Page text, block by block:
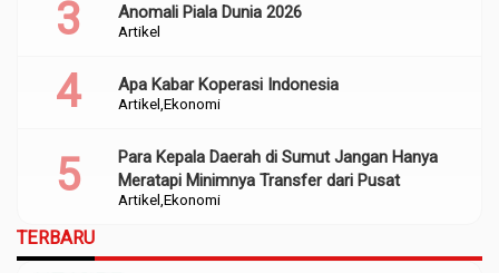
Artikel
Anomali Piala Dunia 2026
Artikel Ekonomi
Apa Kabar Koperasi Indonesia
Artikel Ekonomi
Para Kepala Daerah di Sumut Jangan Hanya
Meratapi Minimnya Transfer dari Pusat
TERBARU